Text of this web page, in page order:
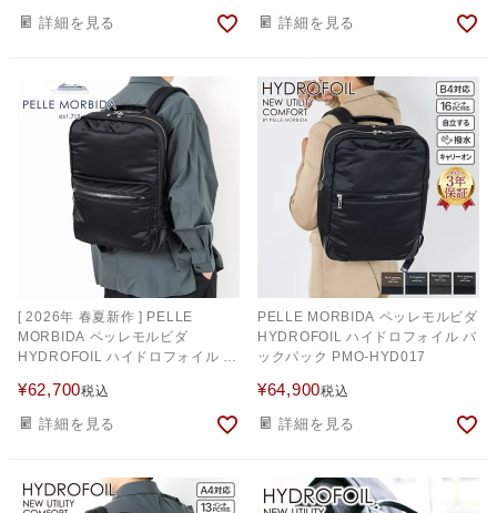
詳細を見る 詳細を見る
[ 2026年 春夏新作 ] PELLE
MORBIDA ペッレモルビダ
HYDROFOIL ハイドロフォイル バ
¥62,700税込
詳細を見る
PELLE MORBIDA ペッレモルビダ
HYDROFOIL ハイドロフォイル バ
ックパック PMO-HYD017
¥64,900税込
詳細を見る